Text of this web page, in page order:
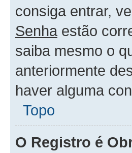
consiga entrar,
Senha estão
saiba mesmo o
anteriormente
haver alguma
Topo
O Registro é